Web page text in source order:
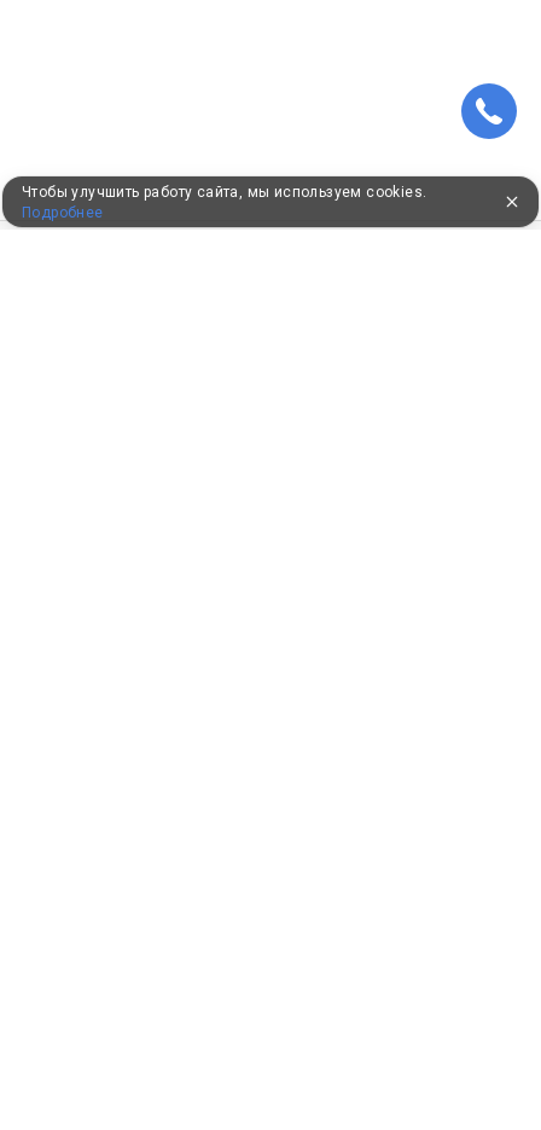
Чтобы улучшить работу сайта, мы используем cookies.
Подробнее